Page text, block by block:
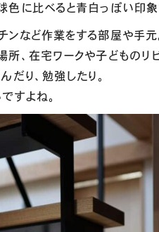
色に比べると青白っぽい印象
ンなど作業をする部屋や手元
、在宅ワークや子どものリ
だり、勉強したり。
すよね。